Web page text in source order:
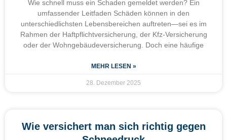
Wie schnell muss ein Schaden gemeldet werden? Ein
umfassender Leitfaden Schäden können in den
unterschiedlichsten Lebensbereichen auftreten—sei es im
Rahmen der Haftpflichtversicherung, der Kfz-Versicherung
oder der Wohngebäudeversicherung. Doch eine häufige
MEHR LESEN »
28. Dezember 2025
Wie versichert man sich richtig gegen